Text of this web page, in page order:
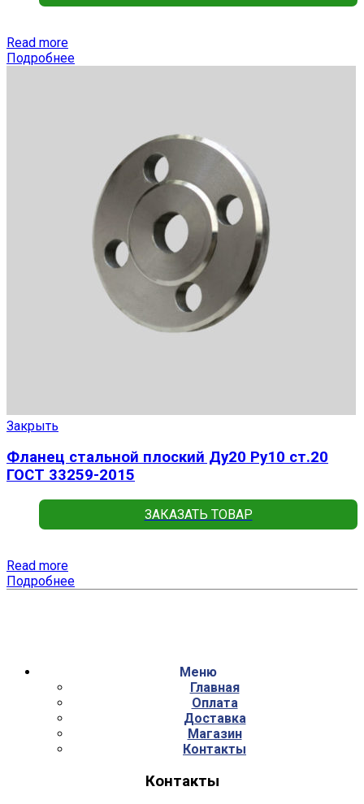
Read more
Подробнее
Закрыть
Фланец стальной плоский Ду20 Ру10 ст.20
ГОСТ 33259-2015
ЗАКАЗАТЬ ТОВАР
Read more
Подробнее
Меню
Главная
Оплата
Доставка
Магазин
Контакты
Контакты